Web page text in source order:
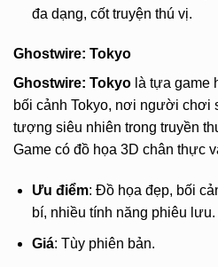
đa dạng, cốt truyện thú vị.
Ghostwire: Tokyo
Ghostwire: Tokyo là tựa game
bối cảnh Tokyo, nơi người chơi
tượng siêu nhiên trong truyền
Game có đồ họa 3D chân thực
Ưu điểm: Đồ họa đẹp, bối
bí, nhiều tính năng phiêu lưu.
Giá: Tùy phiên bản.